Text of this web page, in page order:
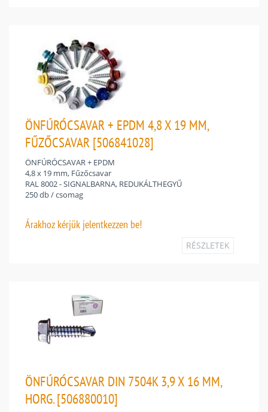
ÖNFÚRÓCSAVAR + EPDM 4,8 X 19 MM,
FŰZŐCSAVAR [506841028]
ÖNFÚRÓCSAVAR + EPDM
4,8 x 19 mm, Fűzőcsavar
RAL 8002 - SIGNALBARNA, REDUKÁLTHEGYŰ
250 db / csomag
Árakhoz kérjük jelentkezzen be!
RÉSZLETEK
ÖNFÚRÓCSAVAR DIN 7504K 3,9 X 16 MM,
HORG. [506880010]